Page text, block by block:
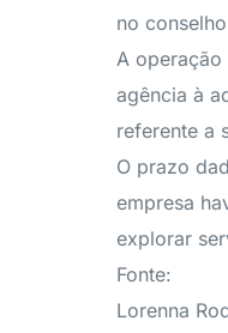
no
A operação
agência à
referente a
O prazo
empresa
explorar
Fonte:
Lorenna